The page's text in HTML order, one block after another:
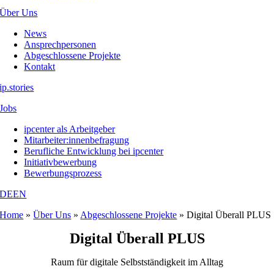
Über Uns
News
Ansprechpersonen
Abgeschlossene Projekte
Kontakt
ip.stories
Jobs
ipcenter als Arbeitgeber
Mitarbeiter:innenbefragung
Berufliche Entwicklung bei ipcenter
Initiativbewerbung
Bewerbungsprozess
DEEN
Home »Über Uns » Abgeschlossene Projekte »Digital Überall PLUS
Digital Überall PLUS
Raum für digitale Selbstständigkeit im Alltag